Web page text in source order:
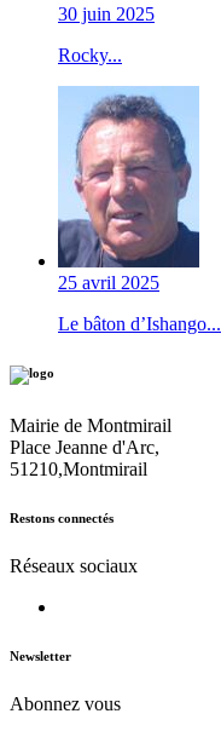
30 juin 2025
Rocky...
25 avril 2025
Le bâton d’Ishango...
Mairie de Montmirail
Place Jeanne d'Arc,
51210,Montmirail
Restons connectés
Réseaux sociaux
Newsletter
Abonnez vous